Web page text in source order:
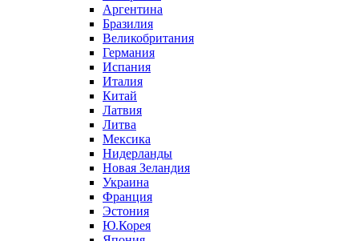
Аргентина
Бразилия
Великобритания
Германия
Испания
Италия
Китай
Латвия
Литва
Мексика
Нидерланды
Новая Зеландия
Украина
Франция
Эстония
Ю.Корея